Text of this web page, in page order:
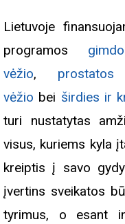
Lietuvoje
programos
vėžio,
vėžio bei širdies ir
turi nustatytas
visus, kuriems kyla
kreiptis į savo
įvertins sveikatos
tyrimus, o esant